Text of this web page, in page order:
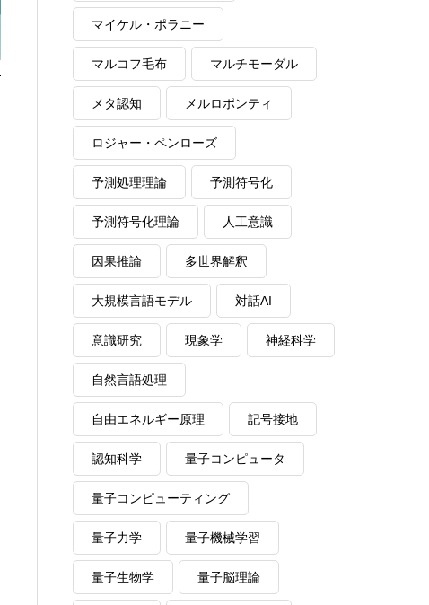
マイケル・ポラニー
マルコフ毛布 マルチモーダル
メタ認知 メルロポンティ
ロジャー・ペンローズ
予測処理理論 予測符号化
予測符号化理論 人工意識
因果推論 多世界解釈
大規模言語モデル 対話AI
意識研究 現象学 神経科学
自然言語処理
自由エネルギー原理 記号接地
認知科学 量子コンピュータ
量子コンピューティング
量子力学 量子機械学習
量子生物学 量子脳理論